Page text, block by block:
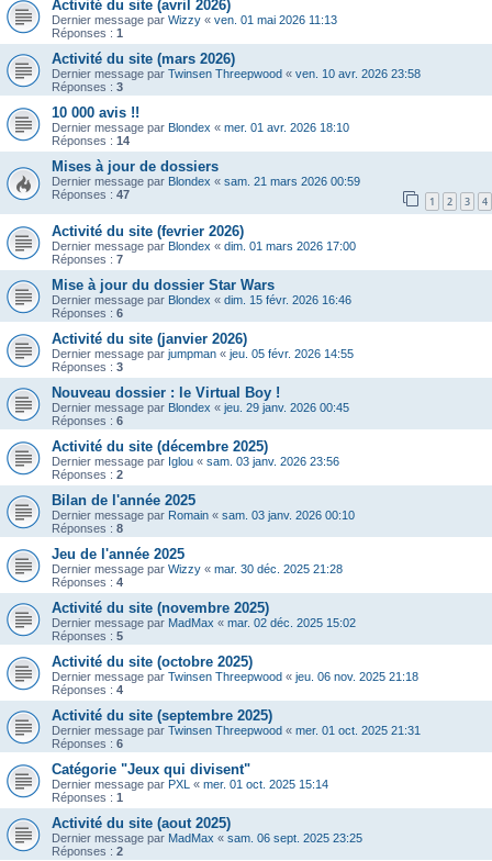
Activité du site (avril 2026)
Dernier message par Wizzy « ven. 01 mai 2026 11:13
Réponses : 1
Activité du site (mars 2026)
Dernier message par Twinsen Threepwood « ven. 10 avr. 2026 23:58
Réponses : 3
10 000 avis !!
Dernier message par Blondex « mer. 01 avr. 2026 18:10
Réponses : 14
Mises à jour de dossiers
Dernier message par Blondex « sam. 21 mars 2026 00:59
Réponses : 47 1 2 3 4
Activité du site (fevrier 2026)
Dernier message par Blondex « dim. 01 mars 2026 17:00
Réponses : 7
Mise à jour du dossier Star Wars
Dernier message par Blondex « dim. 15 févr. 2026 16:46
Réponses : 6
Activité du site (janvier 2026)
Dernier message par jumpman « jeu. 05 févr. 2026 14:55
Réponses : 3
Nouveau dossier : le Virtual Boy !
Dernier message par Blondex « jeu. 29 janv. 2026 00:45
Réponses : 6
Activité du site (décembre 2025)
Dernier message par Iglou « sam. 03 janv. 2026 23:56
Réponses : 2
Bilan de l'année 2025
Dernier message par Romain « sam. 03 janv. 2026 00:10
Réponses : 8
Jeu de l'année 2025
Dernier message par Wizzy « mar. 30 déc. 2025 21:28
Réponses : 4
Activité du site (novembre 2025)
Dernier message par MadMax « mar. 02 déc. 2025 15:02
Réponses : 5
Activité du site (octobre 2025)
Dernier message par Twinsen Threepwood « jeu. 06 nov. 2025 21:18
Réponses : 4
Activité du site (septembre 2025)
Dernier message par Twinsen Threepwood « mer. 01 oct. 2025 21:31
Réponses : 6
Catégorie "Jeux qui divisent"
Dernier message par PXL « mer. 01 oct. 2025 15:14
Réponses : 1
Activité du site (aout 2025)
Dernier message par MadMax « sam. 06 sept. 2025 23:25
Réponses : 2